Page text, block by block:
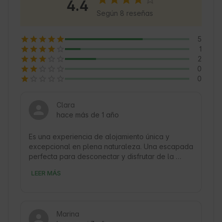
Además, la proximidad a la Sierra Salvada
permite descubrir rutas de senderismo y
perfecto para desconectar y respirar
Naturaleza. 🍃
4.4 Según 8 reseñas
5
1
2
0
0
Clara
hace más de 1 año
Es una experiencia de alojamiento única y
excepcional en plena naturaleza. Una escapada
perfecta para desconectar y disfrutar de la
Desde el momento de la llegada, el personal
dudaron en contactar a vecinos del área para
LEER MÁS
Marina